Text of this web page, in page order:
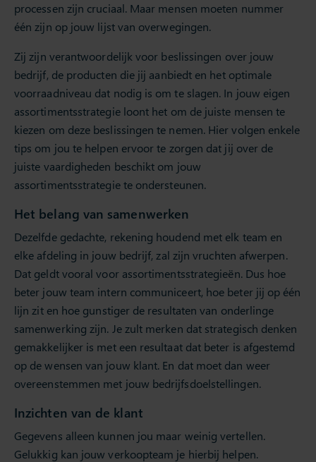
processen zijn cruciaal. Maar mensen moeten nummer
één zijn op jouw lijst van overwegingen.
Zij zijn verantwoordelijk voor beslissingen over jouw
bedrijf, de producten die jij aanbiedt en het optimale
voorraadniveau dat nodig is om te slagen. In jouw eigen
assortimentsstrategie loont het om de juiste mensen te
kiezen om deze beslissingen te nemen. Hier volgen enkele
tips om jou te helpen ervoor te zorgen dat jij over de
juiste vaardigheden beschikt om jouw
assortimentsstrategie te ondersteunen.
Het belang van samenwerken
Dezelfde gedachte, rekening houdend met elk team en
elke afdeling in jouw bedrijf, zal zijn vruchten afwerpen.
Dat geldt vooral voor assortimentsstrategieën. Dus hoe
beter jouw team intern communiceert, hoe beter jij op één
lijn zit en hoe gunstiger de resultaten van onderlinge
samenwerking zijn. Je zult merken dat strategisch denken
gemakkelijker is met een resultaat dat beter is afgestemd
op de wensen van jouw klant. En dat moet dan weer
overeenstemmen met jouw bedrijfsdoelstellingen.
Inzichten van de klant
Gegevens alleen kunnen jou maar weinig vertellen.
Gelukkig kan jouw verkoopteam je hierbij helpen.